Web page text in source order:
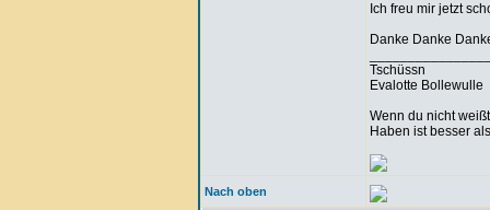
Ich freu mir jetzt
Danke Danke
Tschüssn
Evalotte Bollewulle
Wenn du nicht
Haben ist besser
Nach oben